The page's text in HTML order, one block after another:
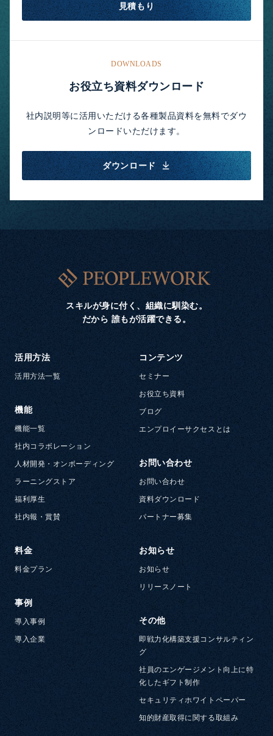
見積もり
DOWNLOADS
お役立ち資料ダウンロード
社内説明等に活用いただける各種製品資料を無料でダウ
ンロードいただけます。
ダウンロード
スキルが身に付く、組織に馴染む。
だから 誰もが活躍できる。
活用方法
活用方法一覧
機能
機能一覧
社内コラボレーション
人材開発・オンボーディング
ラーニングストア
福利厚生
社内報・賞賛
料金
料金プラン
事例
導入事例
導入企業
コンテンツ
セミナー
お役立ち資料
ブログ
エンプロイーサクセスとは
お問い合わせ
お問い合わせ
資料ダウンロード
パートナー募集
お知らせ
お知らせ
リリースノート
その他
即戦力化構築支援コンサルティン
グ
社員のエンゲージメント向上に特
化したギフト制作
セキュリティホワイトペーパー
知的財産取得に関する取組み